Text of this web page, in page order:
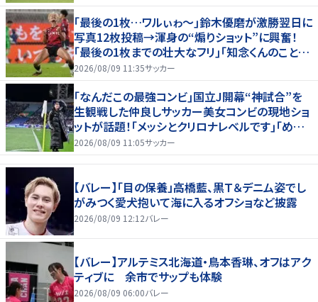
｢最後の1枚…ワルぃゎ〜｣鈴木優磨が激勝翌日に
写真12枚投稿→渾身の“煽りショット”に興奮！
｢最後の1枚までの壮大なフリ｣｢知念くんのことど
んだけ好きなんよｗ｣
2026/08/09 11:35サッカー
｢なんだこの最強コンビ｣国立J開幕“神試合”を
生観戦した仲良しサッカー美女コンビの現地ショ
ットが話題！｢メッシとクリロナレベルです｣｢めちゃ
くちゃ可愛い｣
2026/08/09 11:05サッカー
【バレー】「目の保養」高橋藍、黒Ｔ＆デニム姿でし
がみつく愛犬抱いて海に入るオフショなど披露
2026/08/09 12:12バレー
【バレー】アルテミス北海道・鳥本香琳、オフはアク
ティブに 余市でサップも体験
2026/08/09 06:00バレー